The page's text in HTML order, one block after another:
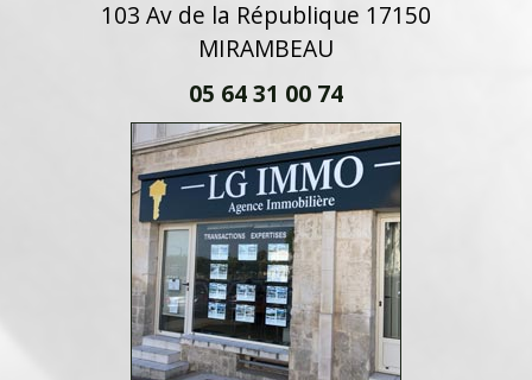
103 Av de la République 17150
MIRAMBEAU
05 64 31 00 74